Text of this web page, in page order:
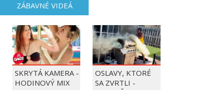
ZÁBAVNÉ VIDEÁ
SKRYTÁ KAMERA -
HODINOVÝ MIX
OSLAVY, KTORÉ
SA ZVRTLI -
NAJLEPŠIE